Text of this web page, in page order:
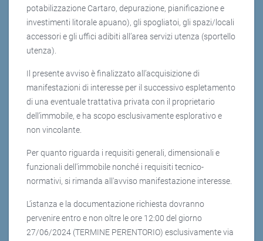
potabilizzazione Cartaro, depurazione, pianificazione e
investimenti litorale apuano), gli spogliatoi, gli spazi/locali
accessori e gli uffici adibiti all’area servizi utenza (sportello
utenza).
Il presente avviso è finalizzato all’acquisizione di
manifestazioni di interesse per il successivo espletamento
di una eventuale trattativa privata con il proprietario
dell’immobile, e ha scopo esclusivamente esplorativo e
non vincolante.
Per quanto riguarda i requisiti generali, dimensionali e
funzionali dell'immobile nonché i requisiti tecnico-
normativi, si rimanda all'avviso manifestazione interesse.
L’istanza e la documentazione richiesta dovranno
pervenire entro e non oltre le ore 12:00 del giorno
27/06/2024 (TERMINE PERENTORIO) esclusivamente via